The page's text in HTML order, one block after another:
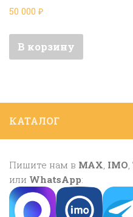
50 000 ₽
В корзину
КАТАЛОГ
Пишите нам в MAX, IMO,
или WhatsApp: